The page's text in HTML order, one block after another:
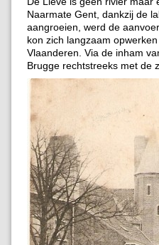
Naarmate Gent, dankzij de
aangroeien, werd de
kon zich langzaam
Vlaanderen. Via de inham
Brugge rechtstreeks met de